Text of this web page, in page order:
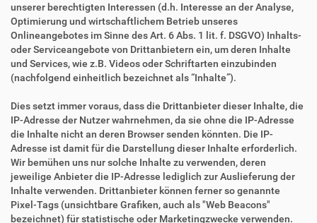
unserer berechtigten Interessen (d.h. Interesse an der Analyse,
Optimierung und wirtschaftlichem Betrieb unseres
Onlineangebotes im Sinne des Art. 6 Abs. 1 lit. f. DSGVO) Inhalts-
oder Serviceangebote von Drittanbietern ein, um deren Inhalte
und Services, wie z.B. Videos oder Schriftarten einzubinden
(nachfolgend einheitlich bezeichnet als “Inhalte”).
Dies setzt immer voraus, dass die Drittanbieter dieser Inhalte, die
IP-Adresse der Nutzer wahrnehmen, da sie ohne die IP-Adresse
die Inhalte nicht an deren Browser senden könnten. Die IP-
Adresse ist damit für die Darstellung dieser Inhalte erforderlich.
Wir bemühen uns nur solche Inhalte zu verwenden, deren
jeweilige Anbieter die IP-Adresse lediglich zur Auslieferung der
Inhalte verwenden. Drittanbieter können ferner so genannte
Pixel-Tags (unsichtbare Grafiken, auch als "Web Beacons"
bezeichnet) für statistische oder Marketingzwecke verwenden.